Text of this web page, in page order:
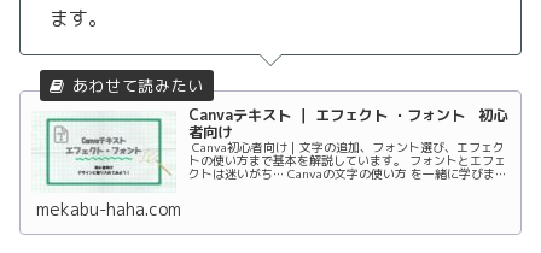
ます。
Canvaテキスト ｜ エフェクト ・フォント 初心
者向け
Canva初心者向け｜文字の追加、フォント選び、エフェク
トの使い方まで基本を解説しています。 フォントとエフェ
クトは迷いがち… Canvaの文字の使い方 を一緒に学びまし
mekabu-haha.com